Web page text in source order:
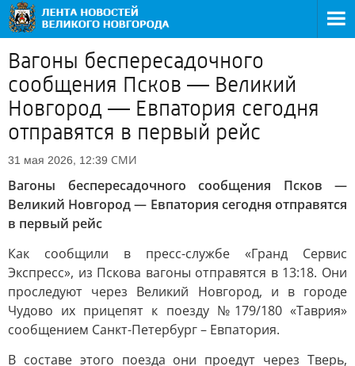
Вагоны беспересадочного
сообщения Псков — Великий
Новгород — Евпатория сегодня
отправятся в первый рейс
31 мая 2026, 12:39 СМИ
Вагоны беспересадочного сообщения Псков —
Великий Новгород — Евпатория сегодня отправятся
в первый рейс
Как сообщили в пресс-службе «Гранд Сервис
Экспресс», из Пскова вагоны отправятся в 13:18. Они
проследуют через Великий Новгород, и в городе
Чудово их прицепят к поезду №179/180 «Таврия»
сообщением Санкт-Петербург – Евпатория.
В составе этого поезда они проедут через Тверь,